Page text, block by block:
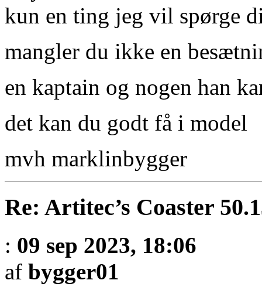
kun en ting jeg vil spørge
mangler du ikke en
en kaptain og nogen han
det kan du godt få i model
mvh marklinbygger
Re: Artitec’s Coaster
: 09 sep 2023, 18:06
af bygger01